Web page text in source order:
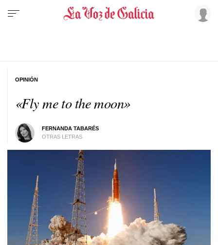
«Fly me to the moon»
FERNANDA TABARÉS
OTRAS LETRAS
OPINIÓN